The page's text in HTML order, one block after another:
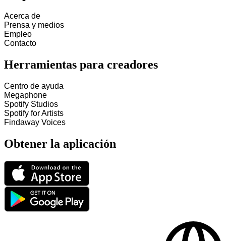
Acerca de
Prensa y medios
Empleo
Contacto
Herramientas para creadores
Centro de ayuda
Megaphone
Spotify Studios
Spotify for Artists
Findaway Voices
Obtener la aplicación